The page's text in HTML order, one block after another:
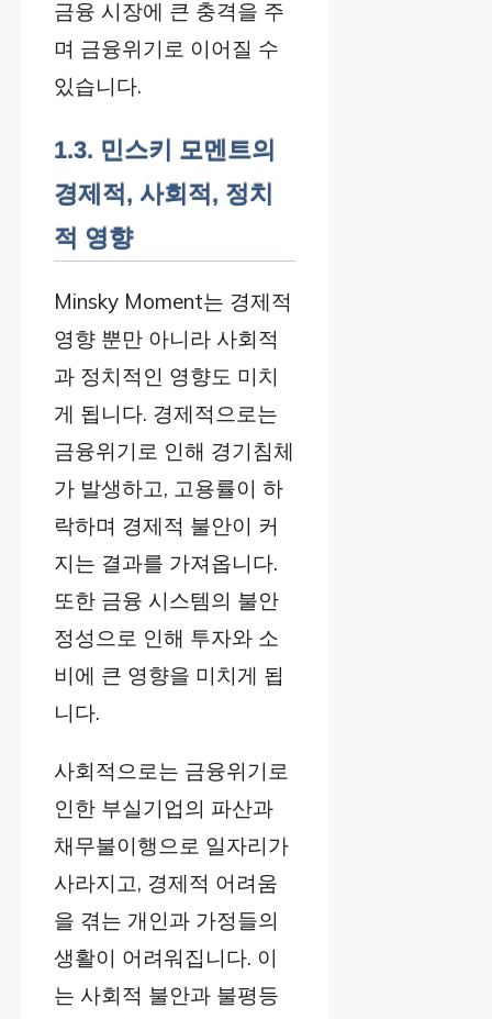
금융 시장에 큰 충격을 주
며 금융위기로 이어질 수
있습니다.
1.3. 민스키 모멘트의
경제적, 사회적, 정치
적 영향
Minsky Moment는 경제적
영향 뿐만 아니라 사회적
과 정치적인 영향도 미치
게 됩니다. 경제적으로는
금융위기로 인해 경기침체
가 발생하고, 고용률이 하
락하며 경제적 불안이 커
지는 결과를 가져옵니다.
또한 금융 시스템의 불안
정성으로 인해 투자와 소
비에 큰 영향을 미치게 됩
니다.
사회적으로는 금융위기로
인한 부실기업의 파산과
채무불이행으로 일자리가
사라지고, 경제적 어려움
을 겪는 개인과 가정들의
생활이 어려워집니다. 이
는 사회적 불안과 불평등